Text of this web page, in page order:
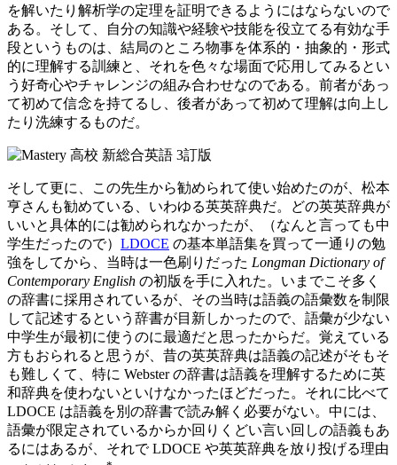
を解いたり解析学の定理を証明できるようにはならないので
ある。そして、自分の知識や経験や技能を役立てる有効な手
段というものは、結局のところ物事を体系的・抽象的・形式
的に理解する訓練と、それを色々な場面で応用してみるとい
う好奇心やチャレンジの組み合わせなのである。前者があっ
て初めて信念を持てるし、後者があって初めて理解は向上し
たり洗練するものだ。
そして更に、この先生から勧められて使い始めたのが、松本
亨さんも勧めている、いわゆる英英辞典だ。どの英英辞典が
いいと具体的には勧められなかったが、（なんと言っても中
学生だったので） LDOCE の基本単語集を買って一通りの勉
強をしてから、当時は一色刷りだった Longman Dictionary of
Contemporary English の初版を手に入れた。いまでこそ多く
の辞書に採用されているが、その当時は語義の語彙数を制限
して記述するという辞書が目新しかったので、語彙が少ない
中学生が最初に使うのに最適だと思ったからだ。覚えている
方もおられると思うが、昔の英英辞典は語義の記述がそもそ
も難しくて、特に Webster の辞書は語義を理解するために英
和辞典を使わないといけなかったほどだった。それに比べて
LDOCE は語義を別の辞書で読み解く必要がない。中には、
語彙が限定されているからか回りくどい言い回しの語義もあ
るにはあるが、それで LDOCE や英英辞典を放り投げる理由